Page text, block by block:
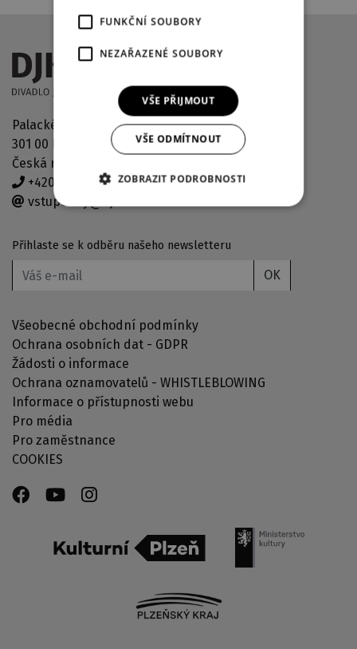
Palackého náměstí 2971/30
301 00 Plzeň
Česká republika
+420 378 038 190
vstupenky@djkt.eu
Přihlaste se k odběru našeho newsletteru
OK
Všeobecné obchodní podmínky
Ochrana osobních dat - GDPR
Žádosti o informace
Ochrana oznamovatelů - WHISTLEBLOWING
Informace o přístupnosti webu
Pro média
Pro zaměstnance
COOKIES
FUNKČNÍ SOUBORY
NEZAŘAZENÉ SOUBORY
VŠE PŘIJMOUT
VŠE ODMÍTNOUT
ZOBRAZIT PODROBNOSTI